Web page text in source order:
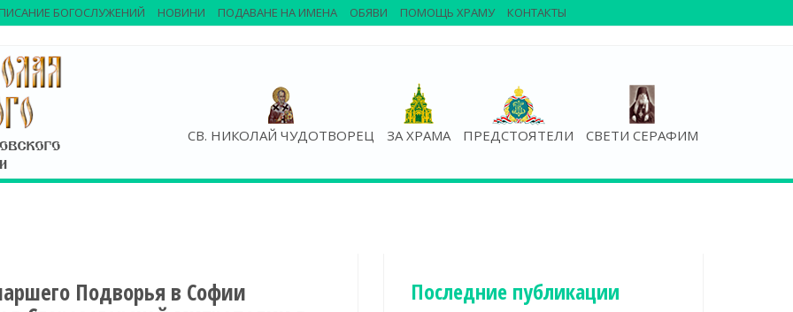
СВ. НИКОЛАЙ ЧУДОТВОРЕЦ ЗА ХРАМА ПРЕДСТОЯТЕЛИ СВЕТИ СЕРАФИМ
БОГОСЛУЖЕНИЙ НОВИНИ ПОДАВАНЕ НА ИМЕНА ОБЯВИ ПОМОЩЬ ХРАМУ КОНТАКТЫ
Подворья в Софии Последние публикации